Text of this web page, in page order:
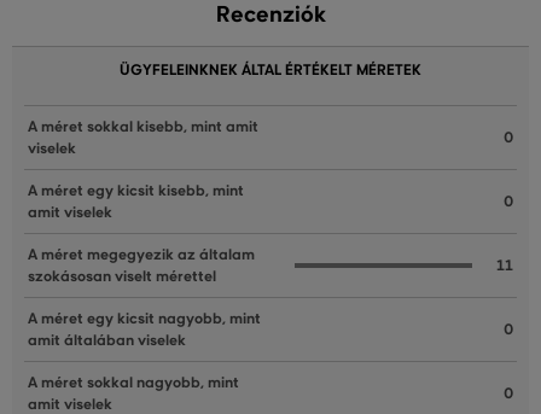
Recenziók
ÜGYFELEINKNEK ÁLTAL ÉRTÉKELT MÉRETEK
A méret sokkal kisebb, mint amit
viselek
0
A méret egy kicsit kisebb, mint
amit viselek
0
A méret megegyezik az általam
szokásosan viselt mérettel
11
A méret egy kicsit nagyobb, mint
amit általában viselek
0
A méret sokkal nagyobb, mint
amit viselek
0